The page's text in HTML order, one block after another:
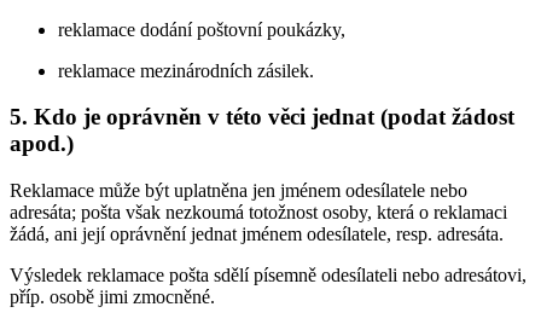
reklamace dodání poštovní poukázky,
reklamace mezinárodních zásilek.
5. Kdo je oprávněn v této věci jednat (podat žádost
apod.)
Reklamace může být uplatněna jen jménem odesílatele nebo
adresáta; pošta však nezkoumá totožnost osoby, která o reklamaci
žádá, ani její oprávnění jednat jménem odesílatele, resp. adresáta.
Výsledek reklamace pošta sdělí písemně odesílateli nebo adresátovi,
příp. osobě jimi zmocněné.